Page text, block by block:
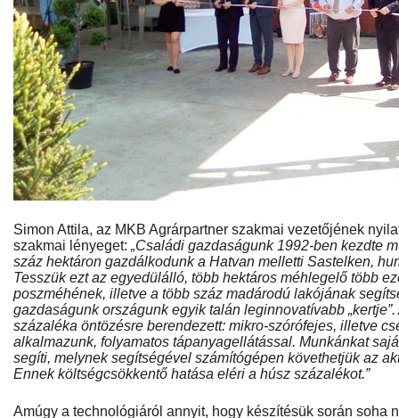
Simon Attila, az MKB Agrárpartner szakmai vezetőjének
szakmai lényeget: „Családi gazdaságunk 1992-ben kezdte
száz hektáron gazdálkodunk a Hatvan melletti Sastelken,
Tesszük ezt az egyedülálló, több hektáros méhlegelő több
poszméhének, illetve a több száz madárodú lakójának
gazdaságunk országunk egyik talán leginnovatívabb
százaléka öntözésre berendezett: mikro-szórófejes, illetve
alkalmazunk, folyamatos tápanyagellátással. Munkánkat
segíti, melynek segítségével számítógépen követhetjük az
Ennek költségcsökkentő hatása eléri a húsz százalékot.”
Amúgy a technológiáról annyit, hogy készítésük során soha